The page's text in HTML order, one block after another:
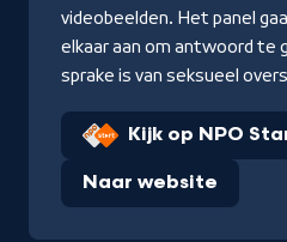
videobeelden. Het panel
elkaar aan om antwoord te
sprake is van seksueel
Kijk op NPO
Naar website